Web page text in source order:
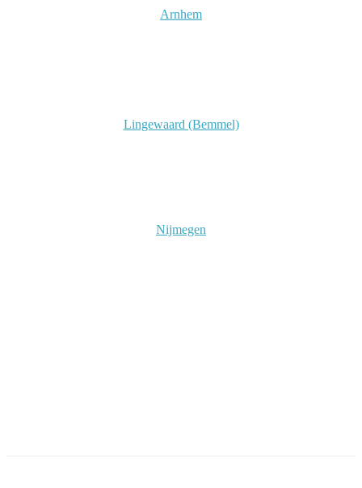
Arnhem
Lingewaard (Bemmel)
Nijmegen